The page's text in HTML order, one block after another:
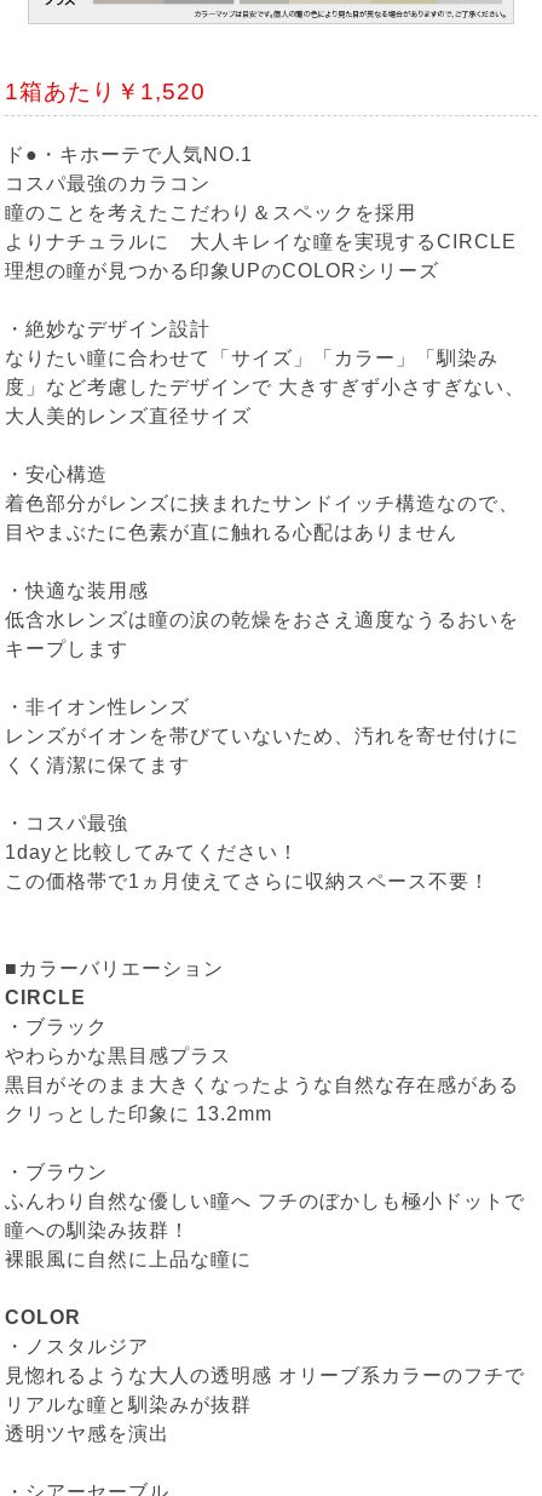
1箱あたり￥1,520
ド●・キホーテで人気NO.1
コスパ最強のカラコン
瞳のことを考えたこだわり＆スペックを採用
よりナチュラルに 大人キレイな瞳を実現するCIRCLE
理想の瞳が見つかる印象UPのCOLORシリーズ
・絶妙なデザイン設計
なりたい瞳に合わせて「サイズ」「カラー」「馴染み
度」など考慮したデザインで 大きすぎず小さすぎない、
大人美的レンズ直径サイズ
・安心構造
着色部分がレンズに挟まれたサンドイッチ構造なので、
目やまぶたに色素が直に触れる心配はありません
・快適な装用感
低含水レンズは瞳の涙の乾燥をおさえ適度なうるおいを
キープします
・非イオン性レンズ
レンズがイオンを帯びていないため、汚れを寄せ付けに
くく清潔に保てます
・コスパ最強
1dayと比較してみてください！
この価格帯で1ヵ月使えてさらに収納スペース不要！
■カラーバリエーション
CIRCLE
・ ブラック
やわらかな黒目感プラス
黒目がそのまま大きくなったような自然な存在感がある
クリっとした印象に 13.2mm
・ ブラウン
ふんわり自然な優しい瞳へ フチのぼかしも極小ドットで
瞳への馴染み抜群！
裸眼風に自然に上品な瞳に
COLOR
・
ノスタルジア
見惚れるような大人の透明感 オリーブ系カラーのフチで
リアルな瞳と馴染みが抜群
透明ツヤ感を演出
・ シアーセーブル